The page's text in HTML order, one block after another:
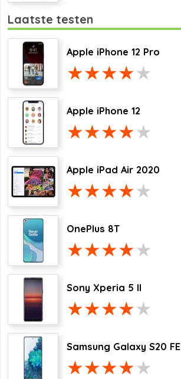
Laatste testen
Apple iPhone 12 Pro
Apple iPhone 12
Apple iPad Air 2020
OnePlus 8T
Sony Xperia 5 II
Samsung Galaxy S20 FE